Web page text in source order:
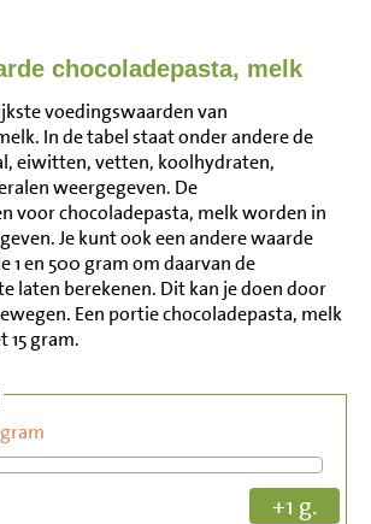
chocoladepasta, melk
voedingswaarden van
In de tabel staat onder andere de
eiwitten, vetten, koolhydraten,
weergegeven. De
voor chocoladepasta, melk worden in
Je kunt ook een andere waarde
1 en 500 gram om daarvan de
laten berekenen. Dit kan je doen door
Een portie chocoladepasta, melk
15 gram.
+1 g.